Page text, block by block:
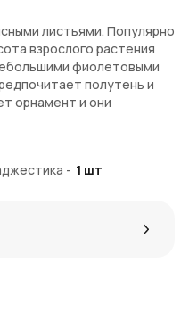
листьями. Популярно
взрослого растения
фиолетовыми
полутень и
орнамент и они
экземпляров
земля и
- 1 шт